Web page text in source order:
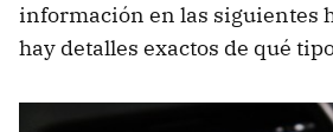
información en las siguientes
hay detalles exactos de qué